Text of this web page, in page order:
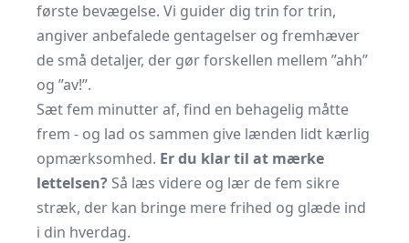
første bevægelse. Vi guider dig trin for trin,
angiver anbefalede gentagelser og fremhæver
de små detaljer, der gør forskellen mellem ”ahh”
og ”av!”.
Sæt fem minutter af, find en behagelig måtte
frem - og lad os sammen give lænden lidt kærlig
opmærksomhed. Er du klar til at mærke
lettelsen? Så læs videre og lær de fem sikre
stræk, der kan bringe mere frihed og glæde ind
i din hverdag.